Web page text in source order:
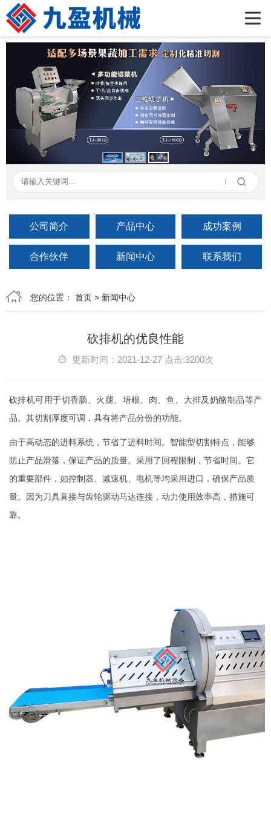
公司简介
产品展示
新闻资讯
成功案例
在线留言
联系我们
公司简介 产品中心 成功案例
合作伙伴 新闻中心 联系我们
您的位置： 首页 > 新闻中心
砍排机的优良性能
更新时间：2021-12-27 点击:3200次
砍排机可用于切香肠、火腿、培根、肉、鱼、大排及奶酪制品等产
品。其切割厚度可调，具有将产品分份的功能。
由于高动态的进料系统，节省了进料时间。智能型切割特点，能够
防止产品滑落，保证产品的质量。采用了回程限制，节省时间。它
的重要部件，如控制器、减速机、电机等均采用进口，确保产品质
量。因为刀具直接与齿轮驱动马达连接，动力使用效率高，措施可
靠。